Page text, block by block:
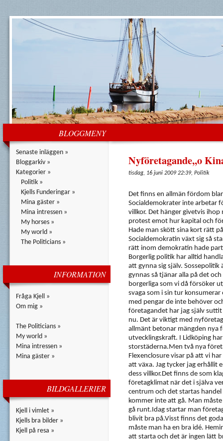
BLOGGMENY
Senaste inläggen »
Bloggarkiv »
Kategorier »
Politik »
Kjells Funderingar »
Mina gäster »
Mina intressen »
My horses »
My world »
The Politicians »
INFORMATION
Fråga Kjell »
Om mig »
The Politicians »
My world »
Mina intressen »
Mina gäster »
BILDGALLERIER
Kjell i vimlet »
Kjells bra bilder »
Kjell på resa »
Nyföretagande,,o
tisdag, 16 juni 2009 22:39, Politik
Det finns en allmän fördom
Socialdemokrater inte arbetar
villkor. Det hänger givetvis
protest emot hur kapital och
Hade man skött sina kort rätt
Socialdemokratin växt sig så
rätt inom demokratin hade
Borgerlig politik har alltid
att gynna sig själv. Sossepolitik
gynnas så tjänar alla på det
borgerliga som vi då försöker
svaga som i sin tur
med pengar de inte behöver
företagandet har jag själv
nu. Det är viktigt med
allmänt betonar mängden nya
utvecklingskraft. I Lidköping
storstäderna.Men två nya
Flexenclosure visar på att vi
att växa. Jag tycker jag erhållit
dess villkor.Det finns de som
företagklimat när det i själva
centrum och det startas
kommer inte att gå. Man
gå runt.Idag startar man
blivit bra på.Visst finns det
måste man ha en bra idé.
att starta och det är ingen lätt